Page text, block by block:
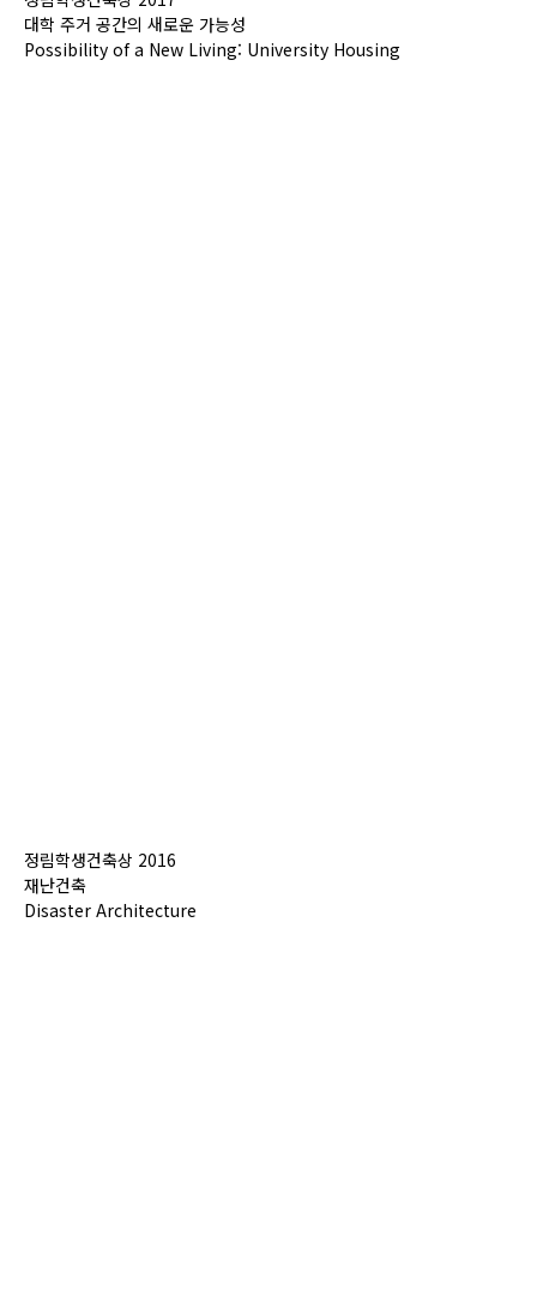
대학 주거 공간의 새로운 가능성
Possibility of a New Living: University Housing
정림학생건축상 2016
재난건축
Disaster Architecture